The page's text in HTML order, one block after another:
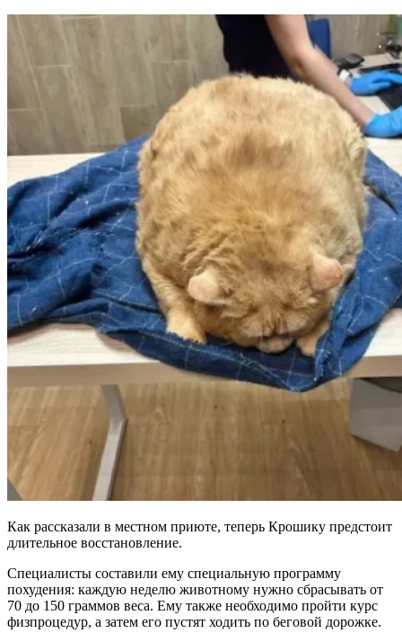
Как рассказали в местном приюте, теперь Крошику предстоит
длительное восстановление.
Специалисты составили ему специальную программу
похудения: каждую неделю животному нужно сбрасывать от
70 до 150 граммов веса. Ему также необходимо пройти курс
физпроцедур, а затем его пустят ходить по беговой дорожке.